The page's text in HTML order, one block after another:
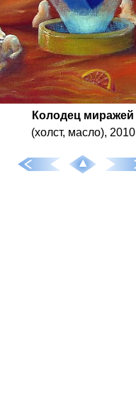
Колодец миражей
(холст, масло), 2010